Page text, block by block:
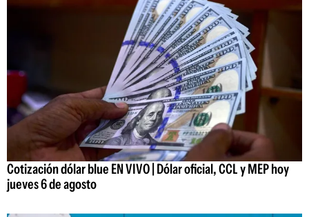
Cotización dólar blue EN VIVO | Dólar oficial, CCL y MEP hoy
jueves 6 de agosto